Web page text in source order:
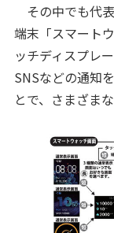
その中でも代
端末「スマート
ッチディスプレ
SNSなどの通知
とで、さまざま